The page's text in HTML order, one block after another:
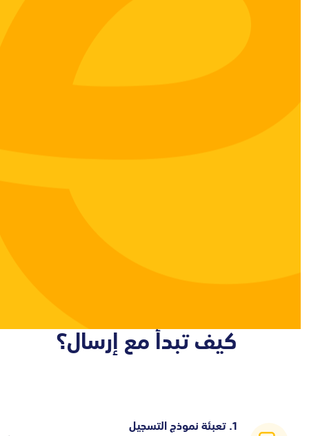
كيف تبدأ مع إرسال؟
1. تعبئة نموذج التسجيل